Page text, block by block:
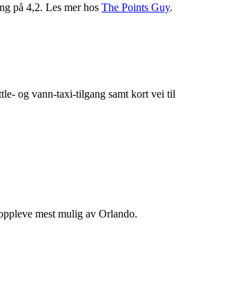
på 4,2. Les mer hos The Points Guy.
og vann-taxi-tilgang samt kort vei til
mest mulig av Orlando.